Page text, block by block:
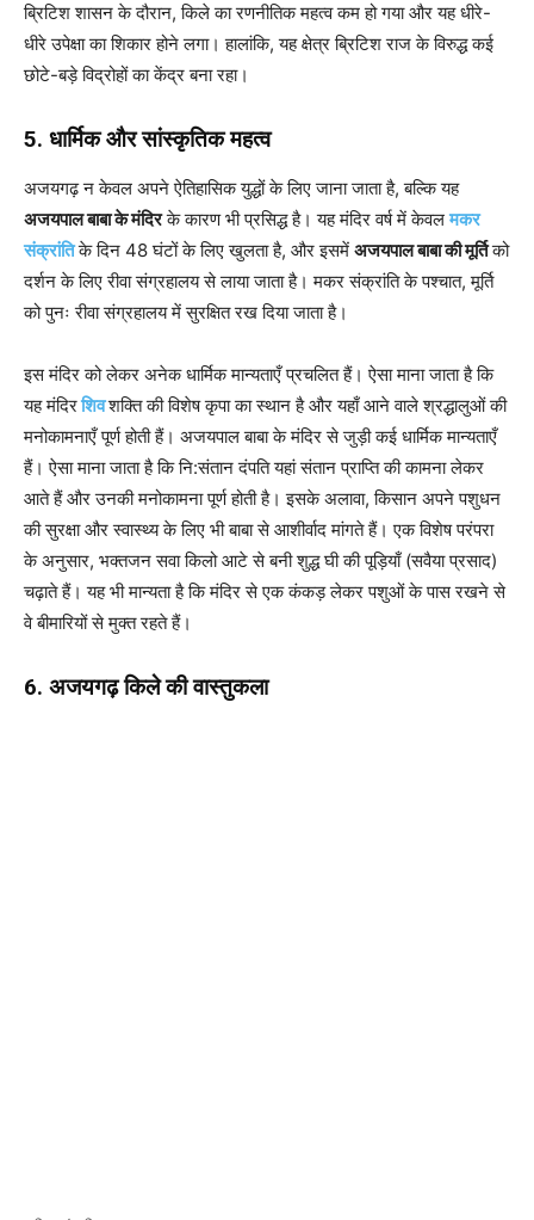
ब्रिटिश शासन के दौरान, किले का रणनीतिक महत्व कम हो गया और यह धीरे-
धीरे उपेक्षा का शिकार होने लगा। हालांकि, यह क्षेत्र ब्रिटिश राज के विरुद्ध कई
छोटे-बड़े विद्रोहों का केंद्र बना रहा।
5. धार्मिक और सांस्कृतिक महत्व
अजयगढ़ न केवल अपने ऐतिहासिक युद्धों के लिए जाना जाता है, बल्कि यह
अजयपाल बाबा के मंदिरके कारण भी प्रसिद्ध है। यह मंदिर वर्ष में केवलमकर
संक्रांतिके दिन 48 घंटों के लिए खुलता है, और इसमें अजयपाल बाबा की मूर्तिको
दर्शन के लिए रीवा संग्रहालय से लाया जाता है। मकर संक्रांति के पश्चात, मूर्ति
को पुनः रीवा संग्रहालय में सुरक्षित रख दिया जाता है।
इस मंदिर को लेकर अनेक धार्मिक मान्यताएँ प्रचलित हैं। ऐसा माना जाता है कि
यह मंदिरशिवशक्ति की विशेष कृपा का स्थान है और यहाँ आने वाले श्रद्धालुओं की
मनोकामनाएँ पूर्ण होती हैं। अजयपाल बाबा के मंदिर से जुड़ी कई धार्मिक मान्यताएँ
हैं। ऐसा माना जाता है कि नि:संतान दंपति यहां संतान प्राप्ति की कामना लेकर
आते हैं और उनकी मनोकामना पूर्ण होती है। इसके अलावा, किसान अपने पशुधन
की सुरक्षा और स्वास्थ्य के लिए भी बाबा से आशीर्वाद मांगते हैं। एक विशेष परंपरा
के अनुसार, भक्तजन सवा किलो आटे से बनी शुद्ध घी की पूड़ियाँ (सवैया प्रसाद)
चढ़ाते हैं। यह भी मान्यता है कि मंदिर से एक कंकड़ लेकर पशुओं के पास रखने से
वे बीमारियों से मुक्त रहते हैं।
6. अजयगढ़ किले की वास्तुकला